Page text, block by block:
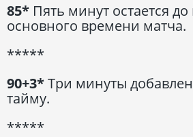
85* Пять минут остается
основного времени матча.
*****
90+3*Три минуты
тайму.
*****